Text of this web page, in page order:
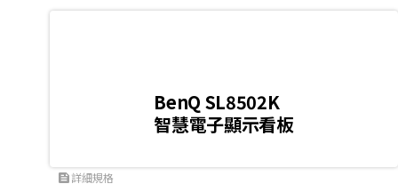
BenQ SL8502K
智慧電子顯示看板
feed詳細規格